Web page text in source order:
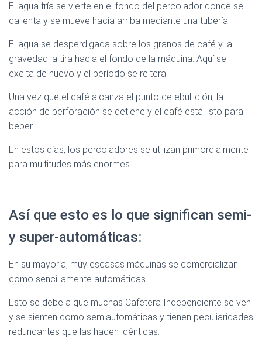
El agua fría se vierte en el fondo del percolador donde se
calienta y se mueve hacia arriba mediante una tubería.
El agua se desperdigada sobre los granos de café y la
gravedad la tira hacia el fondo de la máquina. Aquí se
excita de nuevo y el período se reitera.
Una vez que el café alcanza el punto de ebullición, la
acción de perforación se detiene y el café está listo para
beber.
En estos días, los percoladores se utilizan primordialmente
para multitudes más enormes
Así que esto es lo que significan semi-
y super-automáticas:
En su mayoría, muy escasas máquinas se comercializan
como sencillamente automáticas.
Esto se debe a que muchas Cafetera Independiente se ven
y se sienten como semiautomáticas y tienen peculiaridades
redundantes que las hacen idénticas.